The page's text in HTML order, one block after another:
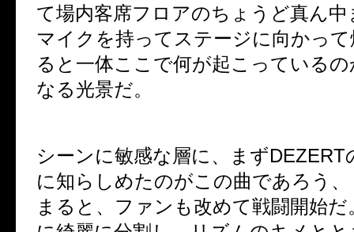
て場内客席フロアのちょうど真ん中
マイクを持ってステージに向かっ
ると一体ここで何が起こっている
なる光景だ。
シーンに敏感な層に、まずDEZERT
に知らしめたのがこの曲であろう
まると、ファンも改めて戦闘開始だ